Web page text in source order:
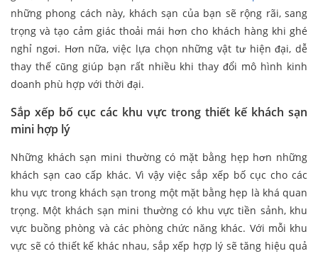
những phong cách này, khách sạn của bạn sẽ rộng rãi, sang
trọng và tạo cảm giác thoải mái hơn cho khách hàng khi ghé
nghỉ ngơi. Hơn nữa, việc lựa chọn những vật tư hiện đại, dễ
thay thế cũng giúp bạn rất nhiều khi thay đổi mô hình kinh
doanh phù hợp với thời đại.
Sắp xếp bố cục các khu vực trong thiết kế khách sạn
mini hợp lý
Những khách sạn mini thường có mặt bằng hẹp hơn những
khách sạn cao cấp khác. Vì vậy việc sắp xếp bố cục cho các
khu vực trong khách sạn trong một mặt bằng hẹp là khá quan
trọng. Một khách sạn mini thường có khu vực tiền sảnh, khu
vực buồng phòng và các phòng chức năng khác. Với mỗi khu
vực sẽ có thiết kế khác nhau, sắp xếp hợp lý sẽ tăng hiệu quả